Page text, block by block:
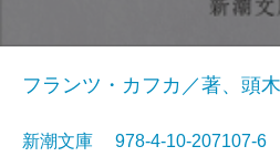
フランツ・カフカ／著、頭
新潮文庫 978-4-10-207107-